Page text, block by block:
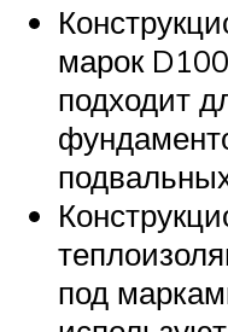
марок
подходит
под